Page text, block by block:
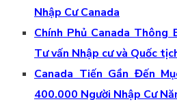
Nhập Cư Canada
Chính Phủ Canada Thông
Tư vấn Nhập cư và Quốc
Canada Tiến Gần Đến
400.000 Người Nhập Cư